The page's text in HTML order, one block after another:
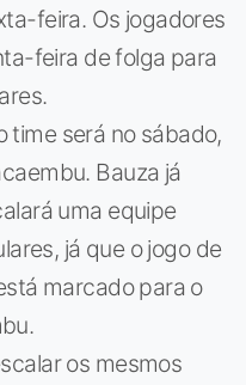
feira. Os jogadores
feira de folga para
time será no sábado,
Bauza já
uma equipe
já que o jogo de
marcado para o
os mesmos